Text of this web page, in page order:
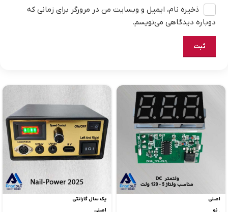
ذخیره نام، ایمیل و وبسایت من در مرورگر برای زمانی که
دوباره دیدگاهی می‌نویسم.
اصلی
نو
یک سال گارانتی
اصلی